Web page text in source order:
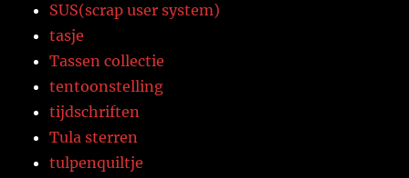
SUS(scrap user system)
tasje
Tassen collectie
tentoonstelling
tijdschriften
Tula sterren
tulpenquiltje